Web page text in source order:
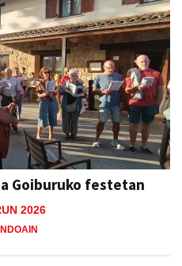
Goiburuko festetan
2026